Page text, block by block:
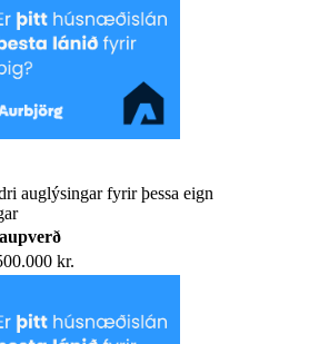
auglýsingar fyrir þessa eign
kr.